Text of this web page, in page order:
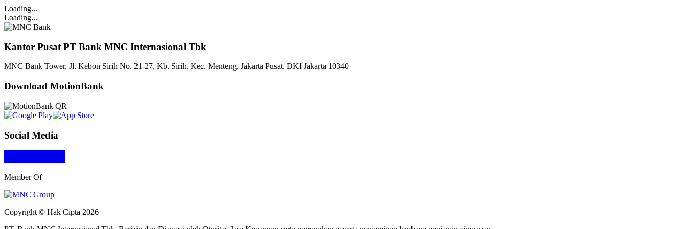
Loading...
Loading...
Kantor Pusat PT Bank MNC Internasional Tbk
MNC Bank Tower, Jl. Kebon Sirih No. 21-27, Kb. Sirih, Kec. Menteng, Jakarta Pusat, DKI Jakarta 10340
Download MotionBank
Social Media
Member Of
Copyright © Hak Cipta 2026